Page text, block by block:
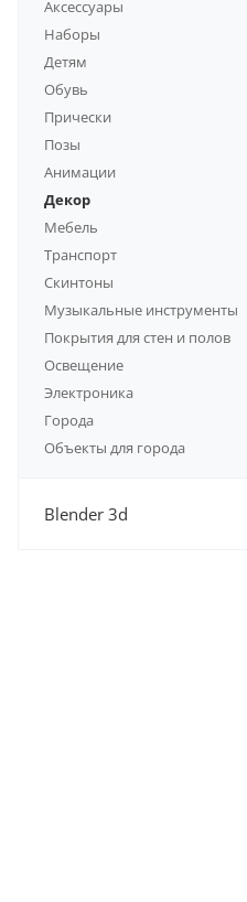
Аксессуары
Наборы
Детям
Обувь
Прически
Позы
Анимации
Декор
Мебель
Транспорт
Скинтоны
Музыкальные инструменты
Покрытия для стен и полов
Освещение
Электроника
Города
Объекты для города
Blender 3d